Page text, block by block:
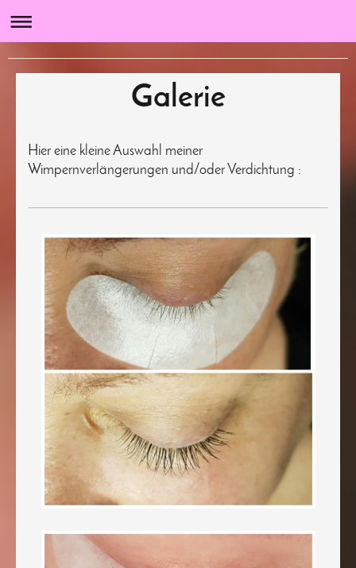
Galerie
Hier eine kleine Auswahl meiner
Wimpernverlängerungen und/oder Verdichtung :